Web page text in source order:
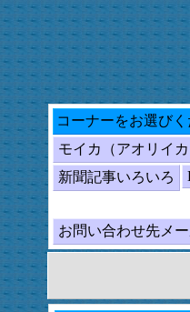
コーナーをお選び
モイカ（アオリイ
新聞記事いろいろ
お問い合わせ先メ